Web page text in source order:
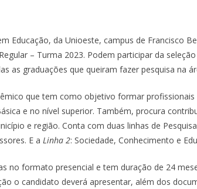
Educação, da Unioeste, campus de Francisco
– Turma 2023. Podem participar da
as graduações que queiram fazer pesquisa na
que tem como objetivo formar profissionais
e no nível superior. Também, procura
e região. Conta com duas linhas de
E a Linha 2: Sociedade, Conhecimento e
no formato presencial e tem duração de 24
o candidato deverá apresentar, além dos